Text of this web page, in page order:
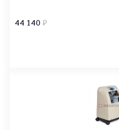
44 140 ₽